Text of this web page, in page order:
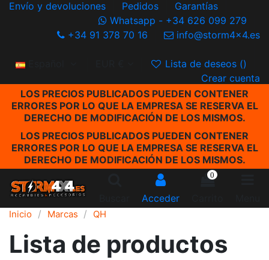
Envío y devoluciones Pedidos
Garantías
Whatsapp - +34 626 099 279
+34 91 378 70 16
info@storm4x4.es
Español Lista de deseos ()
Crear cuenta
LOS PRECIOS PUBLICADOS PUEDEN CONTENER
ERRORES POR LO QUE LA EMPRESA SE RESERVA EL
DERECHO DE MODIFICACIÓN DE LOS MISMOS.
LOS PRECIOS PUBLICADOS PUEDEN CONTENER
ERRORES POR LO QUE LA EMPRESA SE RESERVA EL
DERECHO DE MODIFICACIÓN DE LOS MISMOS.
Acceder
0
Inicio Marcas QH
Lista de productos